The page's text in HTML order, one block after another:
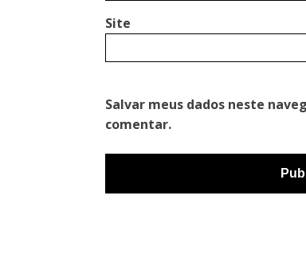
Site
Salvar meus dados neste
comentar.